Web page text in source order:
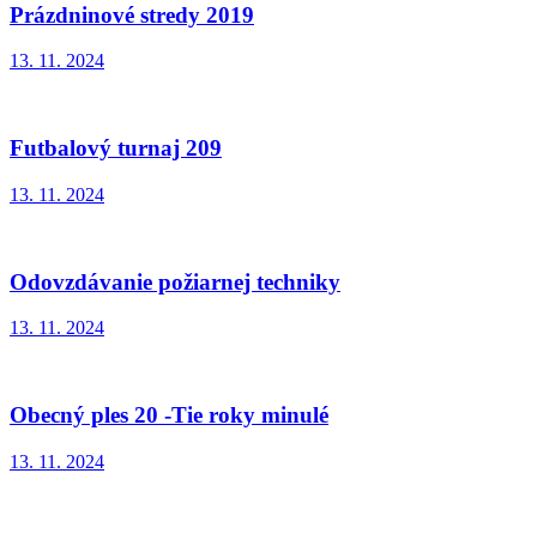
Prázdninové stredy 2019
13. 11. 2024
Futbalový turnaj 209
13. 11. 2024
Odovzdávanie požiarnej techniky
13. 11. 2024
Obecný ples 20 -Tie roky minulé
13. 11. 2024